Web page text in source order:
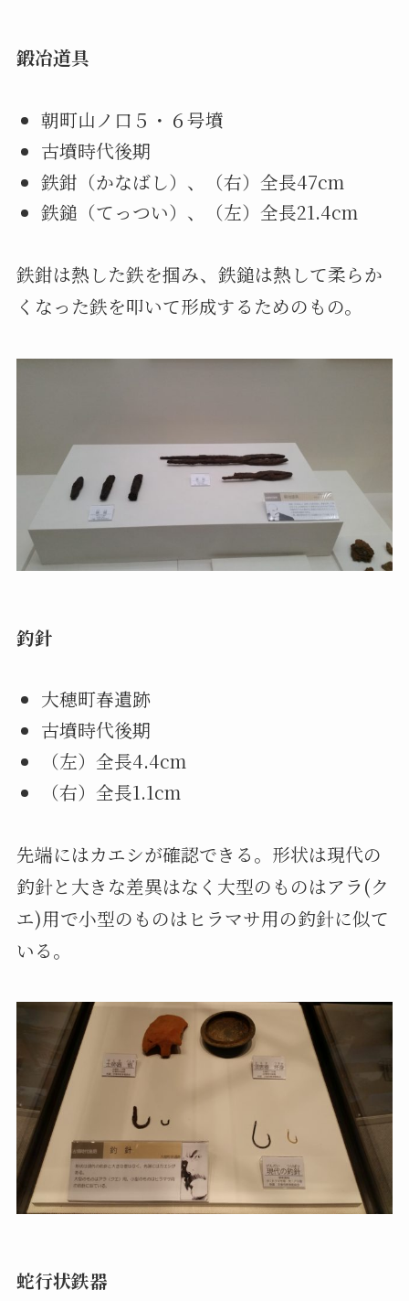
鍛冶道具
朝町山ノ口５・６号墳
古墳時代後期
鉄鉗（かなばし）、（右）全長47cm
鉄鎚（てっつい）、（左）全長21.4cm
鉄鉗は熱した鉄を掴み、鉄鎚は熱して柔らか
くなった鉄を叩いて形成するためのもの。
釣針
大穂町春遺跡
古墳時代後期
（左）全長4.4cm
（右）全長1.1cm
先端にはカエシが確認できる。形状は現代の
釣針と大きな差異はなく大型のものはアラ(ク
エ)用で小型のものはヒラマサ用の釣針に似て
いる。
蛇行状鉄器